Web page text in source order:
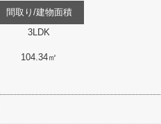
間取り/建物面積
3LDK
104.34㎡